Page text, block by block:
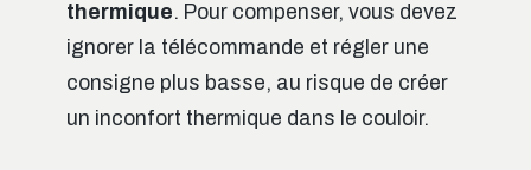
thermique. Pour compenser, vous devez
ignorer la télécommande et régler une
consigne plus basse, au risque de créer
un inconfort thermique dans le couloir.